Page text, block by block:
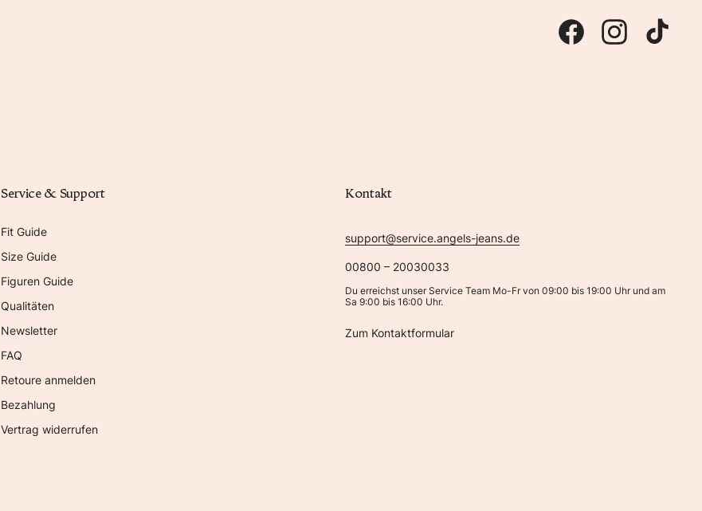
Service & Support
Fit Guide
Size Guide
Figuren Guide
Qualitäten
Newsletter
FAQ
Retoure anmelden
Bezahlung
Vertrag widerrufen
Kontakt
support@service.angels-jeans.de
00800 – 20030033
Du erreichst unser Service Team Mo-Fr von 09:00 bis 19:00 Uhr und am
Sa 9:00 bis 16:00 Uhr.
Zum Kontaktformular